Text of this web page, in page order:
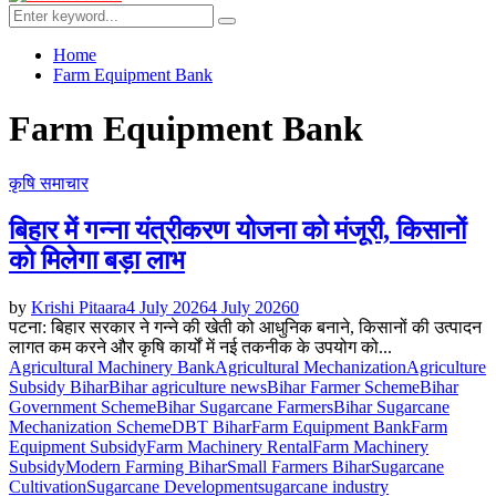
Menu
Search
for:
Search
Home
Farm Equipment Bank
Farm Equipment Bank
कृषि समाचार
बिहार में गन्ना यंत्रीकरण योजना को मंजूरी, किसानों
को मिलेगा बड़ा लाभ
by Krishi Pitaara4 July 20264 July 20260
पटना: बिहार सरकार ने गन्ने की खेती को आधुनिक बनाने, किसानों की उत्पादन
लागत कम करने और कृषि कार्यों में नई तकनीक के उपयोग को...
Agricultural Machinery BankAgricultural MechanizationAgriculture
Subsidy BiharBihar agriculture newsBihar Farmer SchemeBihar
Government SchemeBihar Sugarcane FarmersBihar Sugarcane
Mechanization SchemeDBT BiharFarm Equipment BankFarm
Equipment SubsidyFarm Machinery RentalFarm Machinery
SubsidyModern Farming BiharSmall Farmers BiharSugarcane
CultivationSugarcane Developmentsugarcane industry